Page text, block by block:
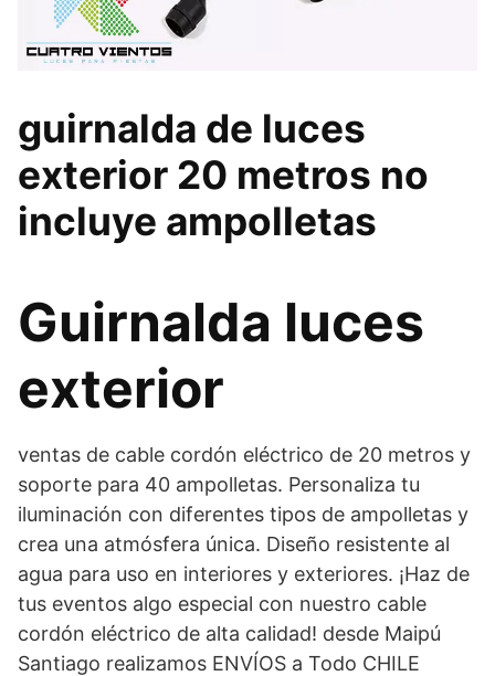
guirnalda de luces
exterior 20 metros no
incluye ampolletas
Guirnalda luces
exterior
ventas de cable cordón eléctrico de 20 metros y
soporte para 40 ampolletas. Personaliza tu
iluminación con diferentes tipos de ampolletas y
crea una atmósfera única. Diseño resistente al
agua para uso en interiores y exteriores. ¡Haz de
tus eventos algo especial con nuestro cable
cordón eléctrico de alta calidad! desde Maipú
Santiago realizamos ENVÍOS a Todo CHILE